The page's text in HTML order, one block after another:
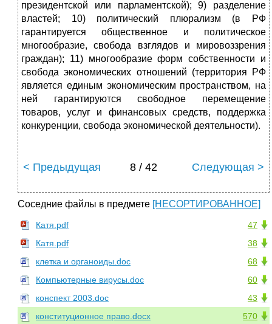
президентской или парламентской); 9) разделение
властей; 10) политический плюрализм (в РФ
гарантируется общественное и политическое
многообразие, свобода взглядов и мировоззрения
граждан); 11) многообразие форм собственности и
свобода экономических отношений (территория РФ
является единым экономическим пространством, на
ней гарантируются свободное перемещение
товаров, услуг и финансовых средств, поддержка
конкуренции, свобода экономической деятельности).
< Предыдущая 8 / 42 Следующая >
Соседние файлы в предмете [НЕСОРТИРОВАННОЕ]
47
Катя.pdf
38
Катя.pdf
68
клетка и органоиды.doc
60
Компьютерные вирусы.doc
43
конспект 2003.doc
570
конституционное право.docx